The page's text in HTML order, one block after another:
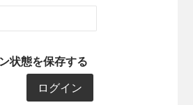
状態を保存する